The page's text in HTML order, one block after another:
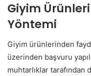
Giyim
Yöntemi
Giyim ürünlerinden
üzerinden başvuru
muhtarlıklar